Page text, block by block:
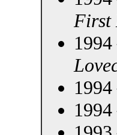
First